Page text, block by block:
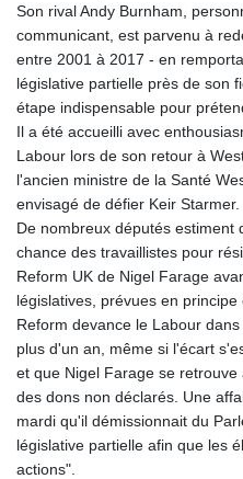
Son rival Andy Burnham,
communicant, est parvenu à
entre 2001 à 2017 - en
législative partielle près de son
étape indispensable pour
Il a été accueilli avec
Labour lors de son retour à
l'ancien ministre de la Santé
envisagé de défier Keir Starmer.
De nombreux députés estiment
chance des travaillistes pour
Reform UK de Nigel Farage
législatives, prévues en principe
Reform devance le Labour
plus d'un an, même si l'écart
et que Nigel Farage se
des dons non déclarés. Une
mardi qu'il démissionnait du
législative partielle afin que les
actions".